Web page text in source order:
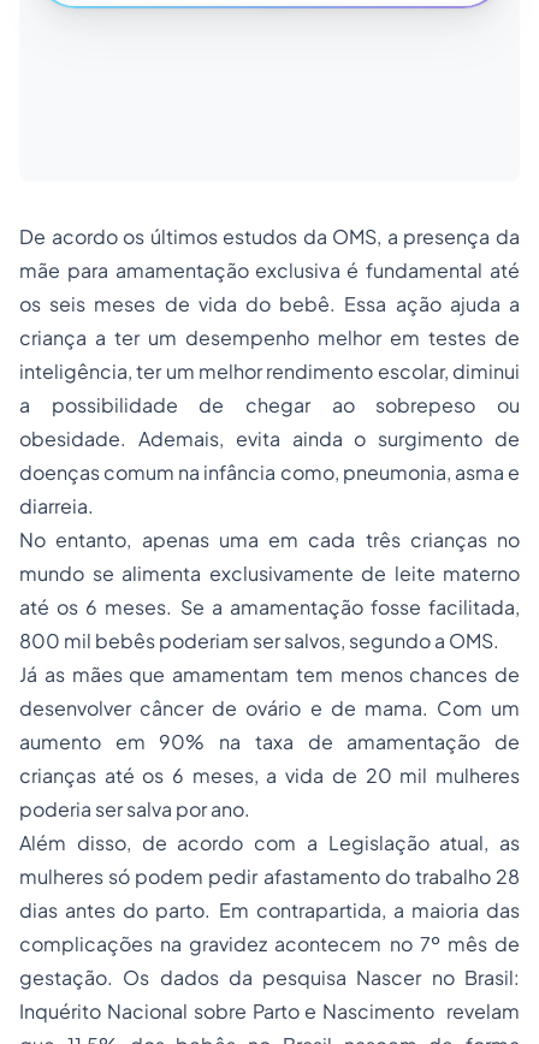
De acordo os últimos estudos da OMS, a presença da
mãe para amamentação exclusiva é fundamental até
os seis meses de vida do bebê. Essa ação ajuda a
criança a ter um desempenho melhor em testes de
inteligência, ter um melhor rendimento escolar, diminui
a possibilidade de chegar ao sobrepeso ou
obesidade. Ademais, evita ainda o surgimento de
doenças comum na infância como, pneumonia, asma e
diarreia.
No entanto, apenas uma em cada três crianças no
mundo se alimenta exclusivamente de leite materno
até os 6 meses. Se a amamentação fosse facilitada,
800 mil bebês poderiam ser salvos, segundo a OMS.
Já as mães que amamentam tem menos chances de
desenvolver câncer de ovário e de mama. Com um
aumento em 90% na taxa de amamentação de
crianças até os 6 meses, a vida de 20 mil mulheres
poderia ser salva por ano.
Além disso, de acordo com a Legislação atual, as
mulheres só podem pedir afastamento do trabalho 28
dias antes do parto. Em contrapartida, a maioria das
complicações na gravidez acontecem no 7º mês de
gestação. Os dados da pesquisa Nascer no Brasil:
Inquérito Nacional sobre Parto e Nascimento revelam